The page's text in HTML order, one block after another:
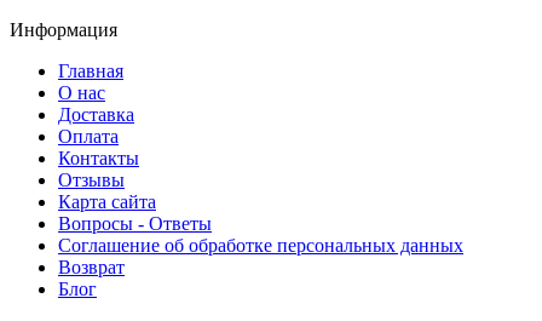
Информация
Главная
О нас
Доставка
Оплата
Контакты
Отзывы
Карта сайта
Вопросы - Ответы
Соглашение об обработке персональных данных
Возврат
Блог